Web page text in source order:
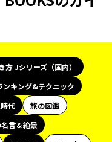
方 Jシリーズ（国内）
ンキング&テクニック
代
旅の図鑑
言＆絶景